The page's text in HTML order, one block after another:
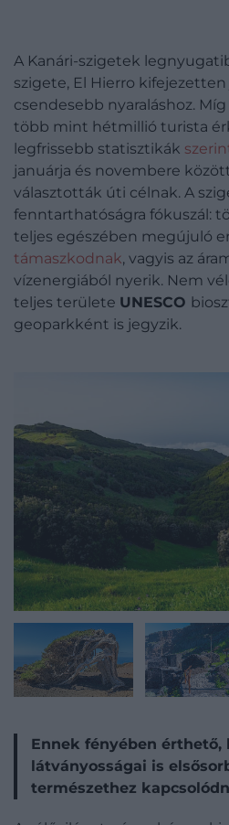
A Kanári-szigetek
szigete, El Hierro
csendesebb nyaraláshoz.
több mint hétmillió turista
legfrissebb statisztikák
januárja és novembere
választották úti célnak. A
fenntarthatóságra fókuszál:
teljes egészében megújuló
támaszkodnak, vagyis az
vízenergiából nyerik. Nem
teljes területe UNESCO
geoparkként is jegyzik.
Ennek fényében érthető,
látványosságai is
természethez